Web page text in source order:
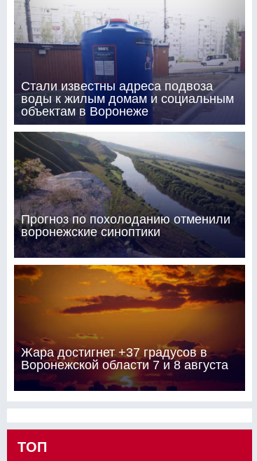
Стали известны адреса подвоза
воды к жилым домам и социальным
объектам в Воронеже
Прогноз по похолоданию отменили
воронежские синоптики
Жара достигнет +37 градусов в
Воронежской области 7 и 8 августа
ТОП